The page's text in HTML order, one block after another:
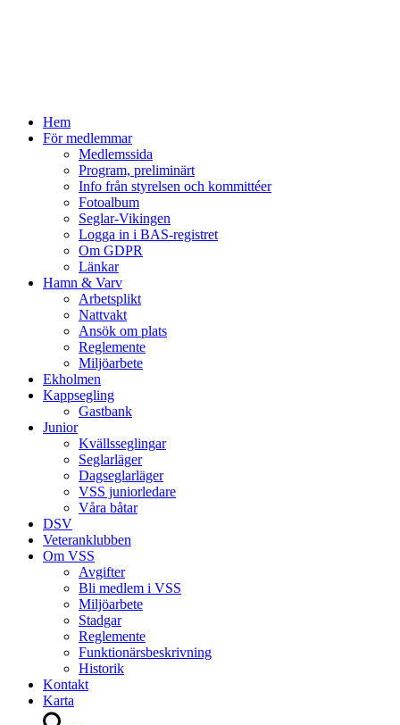
Hem
För medlemmar
Medlemssida
Program, preliminärt
Info från styrelsen och kommittéer
Fotoalbum
Seglar-Vikingen
Logga in i BAS-registret
Om GDPR
Länkar
Hamn & Varv
Arbetsplikt
Nattvakt
Ansök om plats
Reglemente
Miljöarbete
Ekholmen
Kappsegling
Gastbank
Junior
Kvällsseglingar
Seglarläger
Dagseglarläger
VSS juniorledare
Våra båtar
DSV
Veteranklubben
Om VSS
Avgifter
Bli medlem i VSS
Miljöarbete
Stadgar
Reglemente
Funktionärsbeskrivning
Historik
Kontakt
Karta